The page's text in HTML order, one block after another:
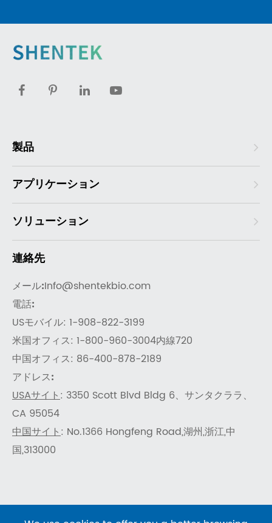
製品
アプリケーション
ソリューション
連絡先
メール:Info@shentekbio.com
電話:
USモバイル: 1-908-822-3199
米国オフィス: 1-800-960-3004内線720
中国オフィス: 86-400-878-2189
アドレス:
USAサイト: 3350 Scott Blvd Bldg 6、サンタクララ、
CA 95054
中国サイト: No.1366 Hongfeng Road,湖州,浙江,中
国,313000